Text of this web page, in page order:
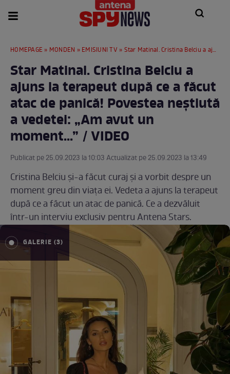
HOMEPAGE » MONDEN » EMISIUNI TV » Star Matinal. Cristina Belciu a ajuns la terapeut după ce a făcut atac de panică! Povestea neștiută a vedetei: „Am avut un moment...” / VIDEO
Star Matinal. Cristina Belciu a
ajuns la terapeut după ce a făcut
atac de panică! Povestea neștiută
a vedetei: „Am avut un
moment...” / VIDEO
Publicat pe 25.09.2023 la 10:03 Actualizat pe 25.09.2023 la 13:49
Cristina Belciu și-a făcut curaj și a vorbit despre un
moment greu din viața ei. Vedeta a ajuns la terapeut
după ce a făcut un atac de panică. Ce a dezvăluit
într-un interviu exclusiv pentru Antena Stars.
GALERIE (3)